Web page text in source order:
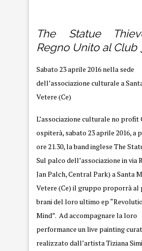
The Statue
Regno Unito al Club
Sabato 23 aprile 2016 nella sede
dell’associazione culturale a
Vetere (Ce)
L’associazione culturale no profit
ospiterà, sabato 23 aprile 2016, a
ore 21.30, la band inglese The
Sul palco dell’associazione in via
Jan Palch, Central Park) a Santa
Vetere (Ce) il gruppo proporrà al
brani del loro ultimo ep
Mind”. Ad accompagnare la loro
performance un live painting
realizzato dall’artista Tiziana